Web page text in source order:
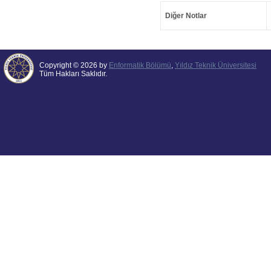
Diğer Notlar
Copyright © 2026 by Enformatik Bölümü, Yıldız Teknik Üniversitesi
Tüm Hakları Saklıdır.